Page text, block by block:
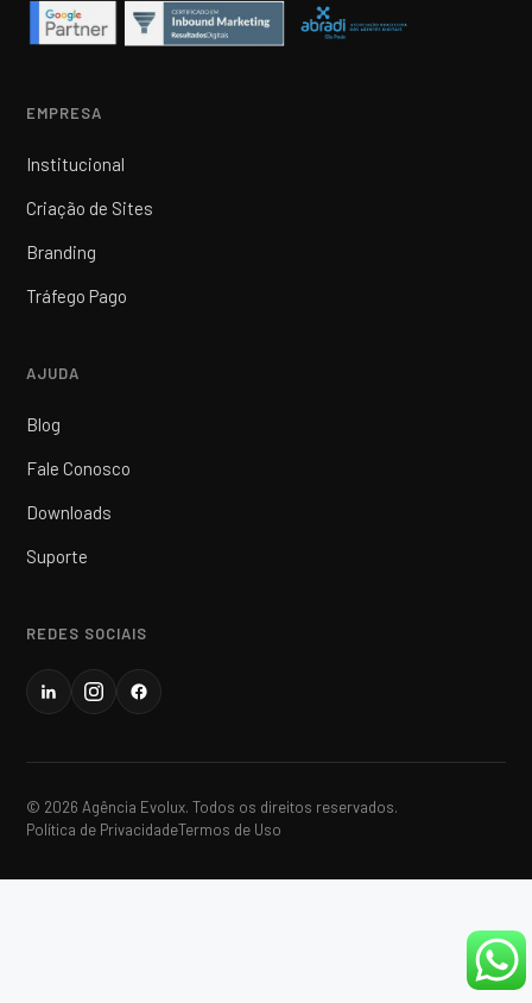
EMPRESA
Institucional
Criação de Sites
Branding
Tráfego Pago
AJUDA
Blog
Fale Conosco
Downloads
Suporte
REDES SOCIAIS
© 2026 Agência Evolux. Todos os direitos reservados.
Política de PrivacidadeTermos de Uso